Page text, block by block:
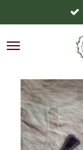
direct
naar